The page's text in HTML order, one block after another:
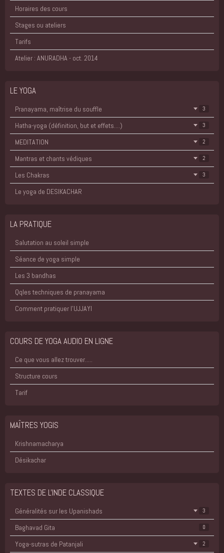
Horaires des cours
Stages ou ateliers
Tarifs
Atelier : ANURADHA - oct. 2014
LE YOGA
Pranayama, maîtrise du souffle 3
Hatha-yoga (définition, but et effets....) 3
MEDITATION 2
Mantras et chants védiques 2
Les Chakras 3
Le yoga de DESIKACHAR
LA PRATIQUE
Salutation au soleil simple
Séance de yoga simple
Les 3 bandhas
Qqles techniques de pranayama
Comment pratiquer l'UJJAYI
COURS DE YOGA AUDIO EN LIGNE
Ce que vous allez trouver.....
Structure cours
Tarif
MAÎTRES YOGIS
Krishnamacharya
Désikachar
TEXTES DE L'INDE CLASSIQUE
Généralités sur les Upanishads 3
Baghavad Gita 0
Yoga-sutras de Patanjali 2